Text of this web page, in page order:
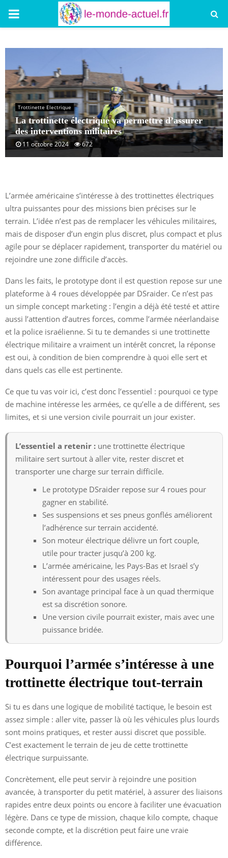
PRIMARY
Trottinette Electrique
La trottinette électrique va permettre d’assurer
des interventions militaires
11 octobre 2024 672
L’armée américaine s’intéresse à des trottinettes électriques
ultra puissantes pour des missions bien précises sur le
terrain. L’idée n’est pas de remplacer les véhicules militaires,
mais de disposer d’un engin plus discret, plus compact et plus
agile pour se déplacer rapidement, transporter du matériel ou
rejoindre une zone difficile d’accès.
Dans les faits, le prototype dont il est question repose sur une
plateforme à 4 roues développée par DSraider. Ce n’est pas
un simple concept marketing : l’engin a déjà été testé et attire
aussi l’attention d’autres forces, comme l’armée néerlandaise
et la police israélienne. Si tu te demandes si une trottinette
électrique militaire a vraiment un intérêt concret, la réponse
est oui, à condition de bien comprendre à quoi elle sert et
dans quels cas elle est pertinente.
Ce que tu vas voir ici, c’est donc l’essentiel : pourquoi ce type
de machine intéresse les armées, ce qu’elle a de différent, ses
limites, et si une version civile pourrait un jour exister.
L’essentiel a retenir : une trottinette électrique
militaire sert surtout à aller vite, rester discret et
transporter une charge sur terrain difficile.
Le prototype DSraider repose sur 4 roues pour
gagner en stabilité.
Ses suspensions et ses pneus gonflés améliorent
l’adhérence sur terrain accidenté.
Son moteur électrique délivre un fort couple,
utile pour tracter jusqu’à 200 kg.
L’armée américaine, les Pays-Bas et Israël s’y
intéressent pour des usages réels.
Son avantage principal face à un quad thermique
est sa discrétion sonore.
Une version civile pourrait exister, mais avec une
puissance bridée.
Pourquoi l’armée s’intéresse à une
trottinette électrique tout-terrain
Si tu es dans une logique de mobilité tactique, le besoin est
assez simple : aller vite, passer là où les véhicules plus lourds
sont moins pratiques, et rester aussi discret que possible.
C’est exactement le terrain de jeu de cette trottinette
électrique surpuissante.
Concrètement, elle peut servir à rejoindre une position
avancée, à transporter du petit matériel, à assurer des liaisons
rapides entre deux points ou encore à faciliter une évacuation
légère. Dans ce type de mission, chaque kilo compte, chaque
seconde compte, et la discrétion peut faire une vraie
différence.